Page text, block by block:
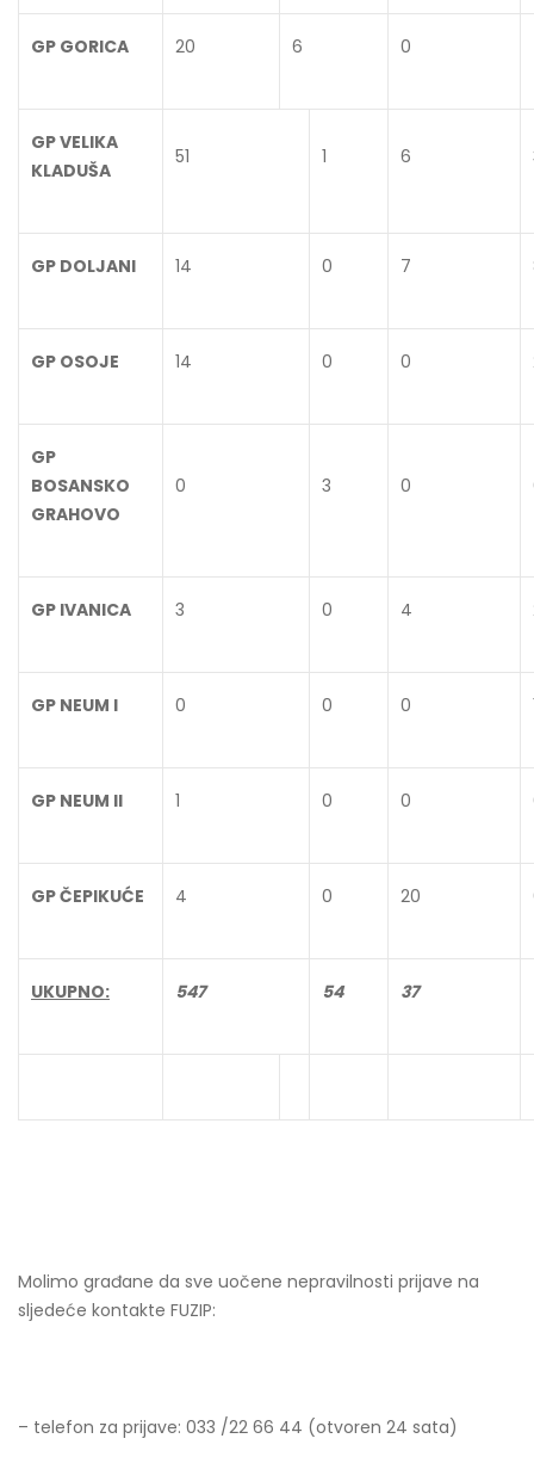
GP GORICA 20 6 0
GP VELIKA
KLADUŠA
51 1 6
GP DOLJANI 14 0 7
GP OSOJE 14 0 0
GP
BOSANSKO
GRAHOVO
0 3 0
GP IVANICA 3 0 4
GP NEUM I 0 0 0
GP NEUM II 1 0 0
GP ČEPIKUĆE 4 0 20
UKUPNO: 547 54 37
Molimo građane da sve uočene nepravilnosti prijave na
sljedeće kontakte FUZIP:
– telefon za prijave: 033 /22 66 44 (otvoren 24 sata)